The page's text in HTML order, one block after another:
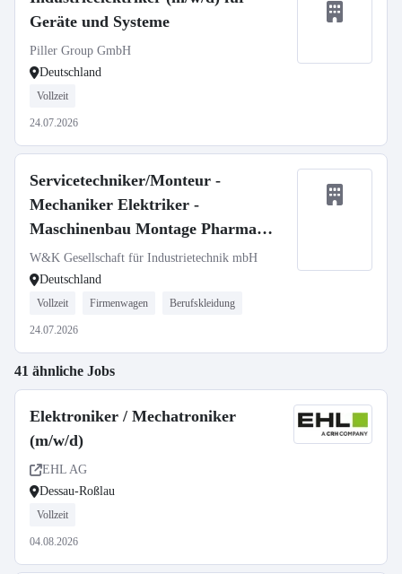
Geräte und Systeme
Piller Group GmbH
Deutschland
Vollzeit
24.07.2026
Servicetechniker/Monteur -
Mechaniker Elektriker -
Maschinenbau Montage Pharma
Medizintechnik (m/w/d)
W&K Gesellschaft für Industrietechnik mbH
Deutschland
Vollzeit Firmenwagen Berufskleidung
24.07.2026
41 ähnliche Jobs
Elektroniker / Mechatroniker
(m/w/d)
EHL AG
Dessau-Roßlau
Vollzeit
04.08.2026